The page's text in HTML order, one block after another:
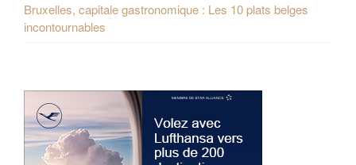
Bruxelles, capitale gastronomique : Les 10 plats belges
incontournables